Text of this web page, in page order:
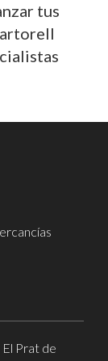
tus
Prat de